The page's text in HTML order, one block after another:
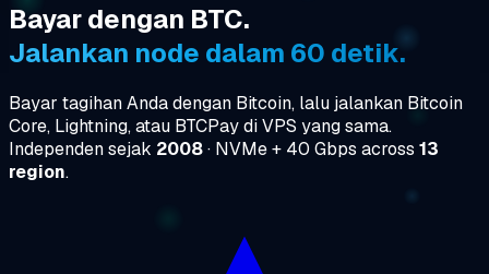
Bayar dengan BTC.
Jalankan node dalam 60 detik.
Bayar tagihan Anda dengan Bitcoin, lalu jalankan Bitcoin
Core, Lightning, atau BTCPay di VPS yang sama.
Independen sejak 2008· NVMe + 40 Gbps across 13
region.